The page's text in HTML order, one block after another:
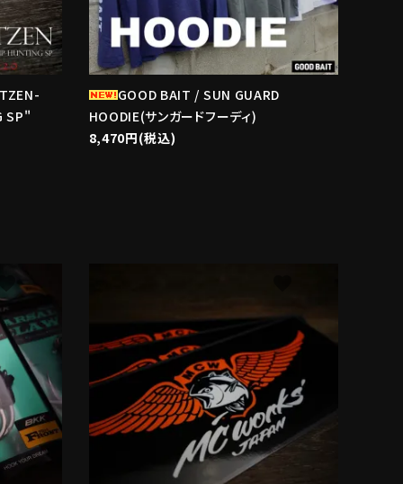
SP"
GOOD BAIT / SUN GUARD
HOODIE(サンガードフーディ)
8,470円(税込)